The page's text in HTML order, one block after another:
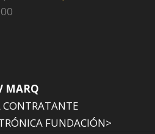
MARQ
CONTRATANTE
FUNDACIÓN>